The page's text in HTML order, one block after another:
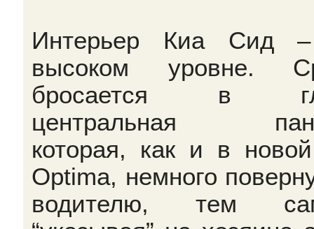
Интерьер Киа Сид
высоком уровне.
бросается в
центральная
которая, как и в
Optima, немного
водителю, тем